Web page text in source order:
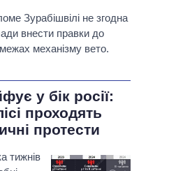
Зурабішвілі не згодна
внести правки до
механізму вето.
у бік росії:
проходять
протести
тижнів